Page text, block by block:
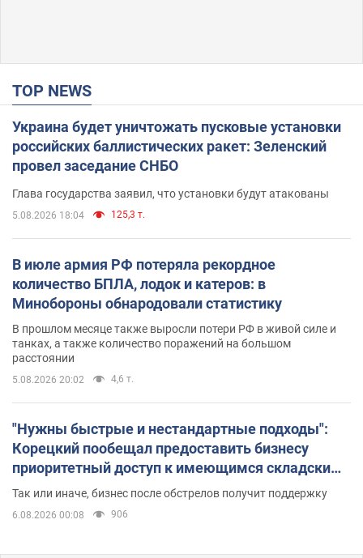
TOP NEWS
Украина будет уничтожать пусковые установки
российских баллистических ракет: Зеленский
провел заседание СНБО
Глава государства заявил, что установки будут атакованы
5.08.2026 18:04 125,3 т.
В июле армия РФ потеряла рекордное
количество БПЛА, лодок и катеров: в
Минобороны обнародовали статистику
В прошлом месяце также выросли потери РФ в живой силе и
танках, а также количество поражений на большом
расстоянии
5.08.2026 20:02 4,6 т.
"Нужны быстрые и нестандартные подходы":
Корецкий пообещал предоставить бизнесу
приоритетный доступ к имеющимся складским
помещениям
Так или иначе, бизнес после обстрелов получит поддержку
6.08.2026 00:08 906